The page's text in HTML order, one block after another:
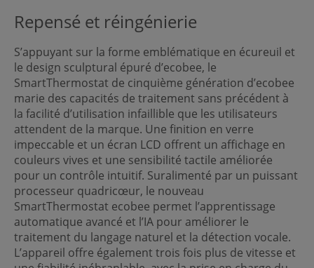
Repensé et réingénierie
S’appuyant sur la forme emblématique en écureuil et
le design sculptural épuré d’ecobee, le
SmartThermostat de cinquième génération d’ecobee
marie des capacités de traitement sans précédent à
la facilité d’utilisation infaillible que les utilisateurs
attendent de la marque. Une finition en verre
impeccable et un écran LCD offrent un affichage en
couleurs vives et une sensibilité tactile améliorée
pour un contrôle intuitif. Suralimenté par un puissant
processeur quadricœur, le nouveau
SmartThermostat ecobee permet l’apprentissage
automatique avancé et l’IA pour améliorer le
traitement du langage naturel et la détection vocale.
L’appareil offre également trois fois plus de vitesse et